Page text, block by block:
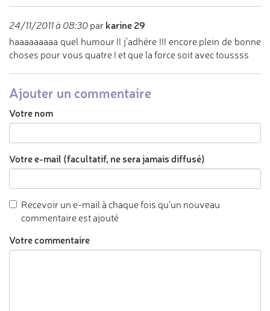
24/11/2011 à 08:30 par karine 29
haaaaaaaaa quel humour !! j'adhére !!! encore plein de bonne
choses pour vous quatre ! et que la force soit avec toussss
Ajouter un commentaire
Votre nom
Votre e-mail (facultatif, ne sera jamais diffusé)
Recevoir un e-mail à chaque fois qu'un nouveau
commentaire est ajouté
Votre commentaire